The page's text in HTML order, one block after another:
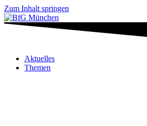
Zum Inhalt springen
Aktuelles
Themen